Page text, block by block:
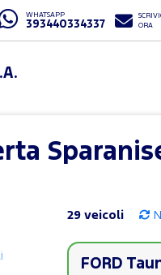
WHATSAPP
393440334337
ORA
29 veicoli
FORD